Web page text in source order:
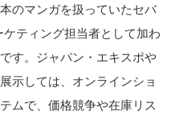
のマンガを扱っていたセバ
ティング担当者として加わ
す。ジャパン・エキスポや
示しては、オンラインショ
ムで、価格競争や在庫リス